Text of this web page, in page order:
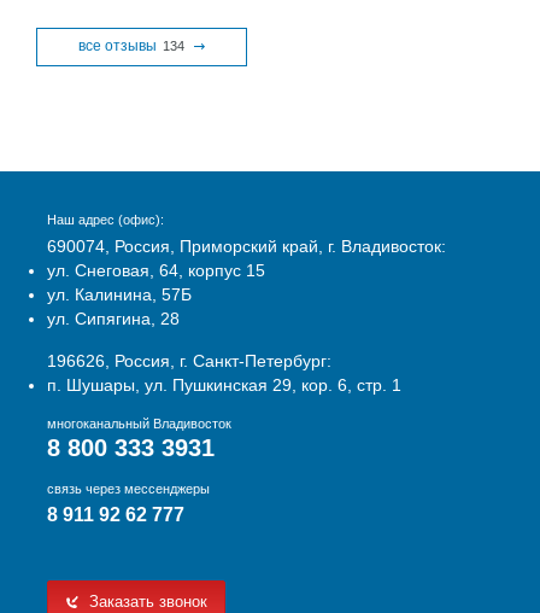
все отзывы 134
Наш адрес (офис):
690074, Россия, Приморский край, г. Владивосток:
ул. Снеговая, 64, корпус 15
ул. Калинина, 57Б
ул. Сипягина, 28
196626, Россия, г. Санкт-Петербург:
п. Шушары, ул. Пушкинская 29, кор. 6, стр. 1
многоканальный Владивосток
8 800 333 3931
связь через мессенджеры
8 911 92 62 777
Заказать звонок